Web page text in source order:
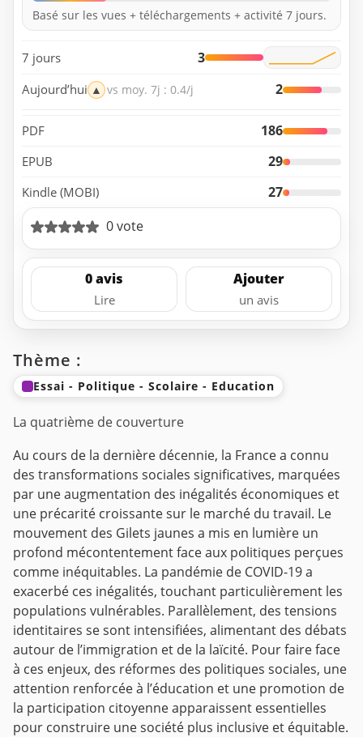
Basé sur les vues + téléchargements + activité 7 jours.
7 jours 3
Aujourd’hui ▲ vs moy. 7j : 0.4/j 2
PDF 186
EPUB 29
Kindle (MOBI)
27
0 vote
0 avis
Lire
Ajouter
un avis
Thème :
Essai - Politique - Scolaire - Education
La quatrième de couverture
Au cours de la dernière décennie, la France a connu
des transformations sociales significatives, marquées
par une augmentation des inégalités économiques et
une précarité croissante sur le marché du travail. Le
mouvement des Gilets jaunes a mis en lumière un
profond mécontentement face aux politiques perçues
comme inéquitables. La pandémie de COVID-19 a
exacerbé ces inégalités, touchant particulièrement les
populations vulnérables. Parallèlement, des tensions
identitaires se sont intensifiées, alimentant des débats
autour de l’immigration et de la laïcité. Pour faire face
à ces enjeux, des réformes des politiques sociales, une
attention renforcée à l’éducation et une promotion de
la participation citoyenne apparaissent essentielles
pour construire une société plus inclusive et équitable.